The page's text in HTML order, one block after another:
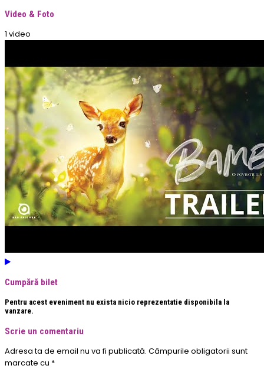
Video & Foto
1 video
Cumpără bilet
Pentru acest eveniment nu exista nicio reprezentatie disponibila la
vanzare.
Scrie un comentariu
Adresa ta de email nu va fi publicată. Câmpurile obligatorii sunt
marcate cu *